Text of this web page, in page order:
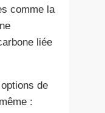
comme la
liée
de
: